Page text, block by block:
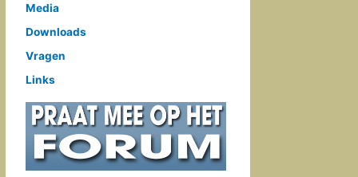
Media
Downloads
Vragen
Links